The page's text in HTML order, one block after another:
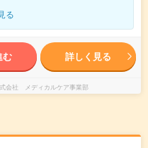
る
む 詳しく見る
会社 メディカルケア事業部